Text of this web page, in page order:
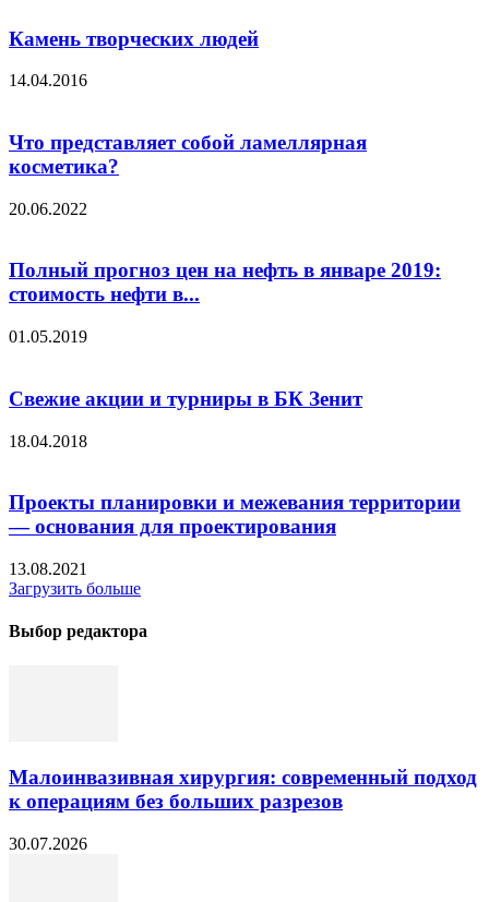
Камень творческих людей
14.04.2016
Что представляет собой ламеллярная
косметика?
20.06.2022
Полный прогноз цен на нефть в январе 2019:
стоимость нефти в...
01.05.2019
Свежие акции и турниры в БК Зенит
18.04.2018
Проекты планировки и межевания территории
— основания для проектирования
13.08.2021
Загрузить больше
Выбор редактора
Малоинвазивная хирургия: современный подход
к операциям без больших разрезов
30.07.2026